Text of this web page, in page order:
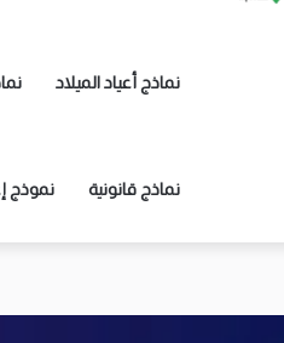
نماذج أعياد الميلاد
نماذج قانونية نموذج